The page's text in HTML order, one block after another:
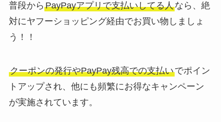
普段から PayPayアプリで支払いしてる人なら、絶
対にヤフーショッピング経由でお買い物しましょ
う！！
クーポンの発行やPayPay残高での支払いでポイン
トアップされ、他にも頻繁にお得なキャンペーン
が実施されています。